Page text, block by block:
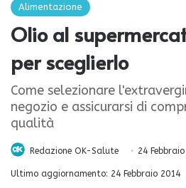
Alimentazione
Olio al
per sceglierlo
Come selezionare
negozio e assicurarsi di
qualità
Redazione OK-Salute 24
Ultimo aggiornamento: 24 Febbraio 2014